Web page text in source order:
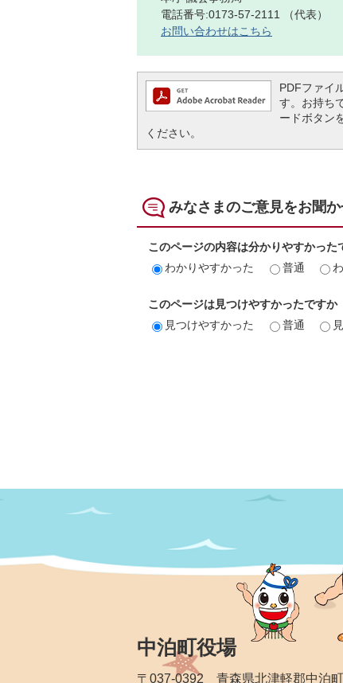
電話番号:0173-57-2111 （代表）
お問い合わせはこちら
PDFファイ
す。お持ち
ードボタン
ください。
みなさまのご意見をお聞
このページの内容は分かりやすかった
わかりやすかった
普通
このページは見つけやすかったですか
見つけやすかった
普通
中泊町役場
〒037-0392 青森県北津軽郡中泊